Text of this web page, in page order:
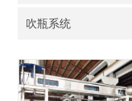
吹瓶系统